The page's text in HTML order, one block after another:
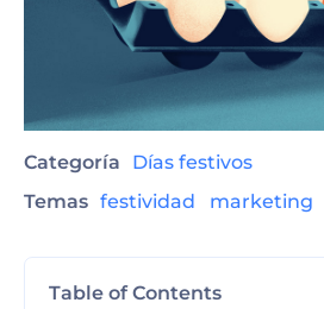
Categoría
Días festivos
Temas festividad marketing
Table of Contents